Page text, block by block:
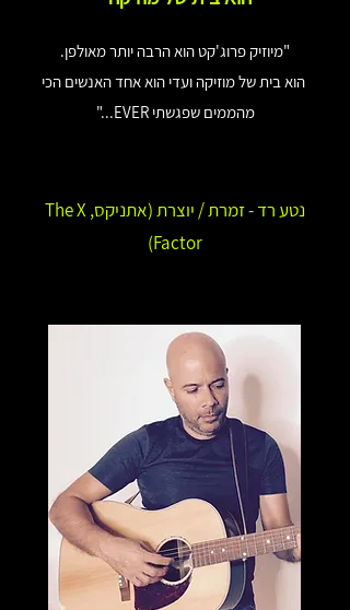
"מיוזיק פרוג'קט הוא הרבה יותר מאולפן.
הוא בית של מוזיקה ועדי הוא אחד האנשים הכי
מהממים שפגשתי EVER..."
נטע רד - זמרת / יוצרת (אתניקס, The X
Factor)